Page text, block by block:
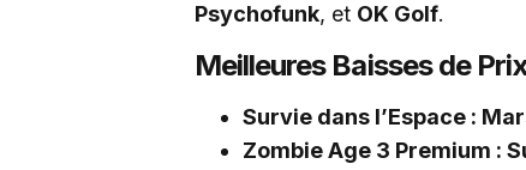
Psychofunk, et OK Golf.
Meilleures Baisses de
Survie dans l’Espace :
Zombie Age 3 Premium :